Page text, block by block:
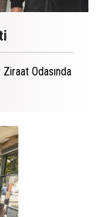
Odasında